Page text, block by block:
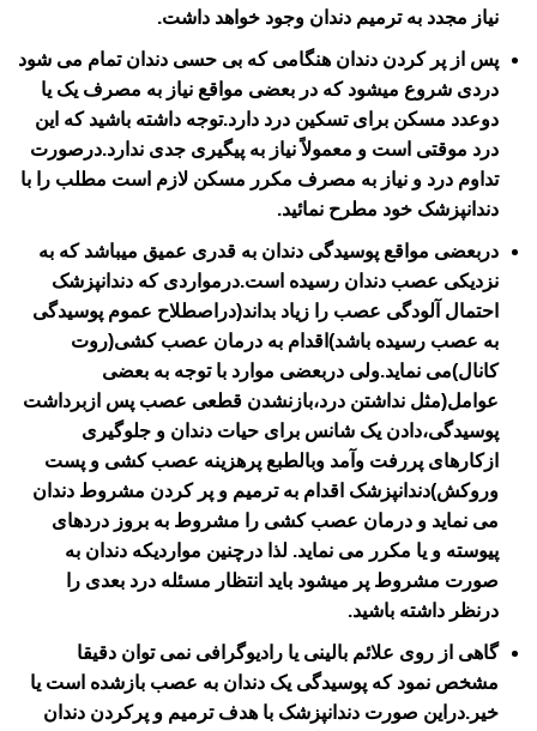
نیاز مجدد به ترمیم دندان وجود خواهد داشت.
پس از پر کردن دندان هنگامی که بی حسی دندان تمام می شود
دردی شروع میشود که در بعضی مواقع نیاز به مصرف یک یا
دوعدد مسکن برای تسکین درد دارد.توجه داشته باشید که این
درد موقتی است و معمولاً نیاز به پیگیری جدی ندارد.درصورت
تداوم درد و نیاز به مصرف مکرر مسکن لازم است مطلب را با
دندانپزشک خود مطرح نمائید.
دربعضی مواقع پوسیدگی دندان به قدری عمیق میباشد که به
نزدیکی عصب دندان رسیده است.درمواردی که دندانپزشک
احتمال آلودگی عصب را زیاد بداند(دراصطلاح عموم پوسیدگی
به عصب رسیده باشد)اقدام به درمان عصب کشی(روت
کانال)می نماید.ولی دربعضی موارد با توجه به بعضی
عوامل(مثل نداشتن درد،بازنشدن قطعی عصب پس ازبرداشت
پوسیدگی،دادن یک شانس برای حیات دندان و جلوگیری
ازکارهای پررفت وآمد وبالطبع پرهزینه عصب کشی و پست
وروکش)دندانپزشک اقدام به ترمیم و پر کردن مشروط دندان
می نماید و درمان عصب کشی را مشروط به بروز دردهای
پیوسته و یا مکرر می نماید. لذا درچنین مواردیکه دندان به
صورت مشروط پر میشود باید انتظار مسئله درد بعدی را
درنظر داشته باشید.
گاهی از روی علائم بالینی یا رادیوگرافی نمی توان دقیقا
مشخص نمود که پوسیدگی یک دندان به عصب بازشده است یا
خیر.دراین صورت دندانپزشک با هدف ترمیم و پرکردن دندان